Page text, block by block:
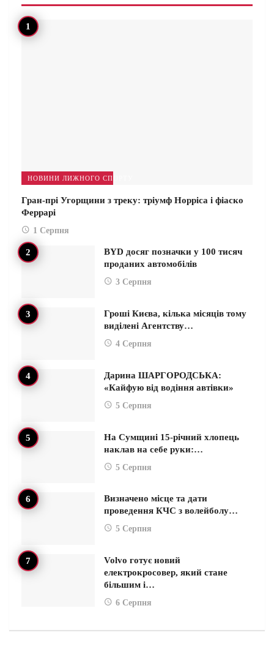
НОВИНИ ЛИЖНОГО СПОРТУ
Гран-прі Угорщини з треку: тріумф Норріса і фіаско
Феррарі
1 Серпня
BYD досяг позначки у 100 тисяч
проданих автомобілів
3 Серпня
Гроші Києва, кілька місяців тому
виділені Агентству…
4 Серпня
Дарина ШАРГОРОДСЬКА:
«Кайфую від водіння автівки»
5 Серпня
На Сумщині 15-річний хлопець
наклав на себе руки:…
5 Серпня
Визначено місце та дати
проведення КЧС з волейболу…
5 Серпня
Volvo готує новий
електрокросовер, який стане
більшим і…
6 Серпня